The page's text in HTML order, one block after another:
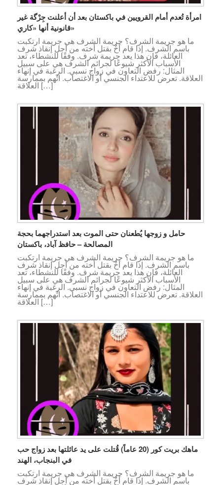
امرأة تُعدم أمام القرويين في باكستان بعد أن أعلنت جِرْگة غير
قانونية أنها «كاري»
ما هو جريمة الشرف؟ جريمة الشرف هي جريمة ارتكبت
باسم الشرف. إذا قام أخٌ بقتل أخته من أجل إنقاذ شرف
العائلة، فإن هذا يعد جريمة شرف. وفقًا للنشطاء، تعد
الأسباب الأكثر شيوعًا لجرائم الشرف هي على سبيل
المثال: رفض التعاون في زواج نسبي. الرغبة في إنهاء
العلاقة. تعرض للاعتداء الجنسي أو الاغتصاب. اتُهم بممارسة
العلاقة […]
حامل و زوجها يُطعنان حتى الموت بعد استدراجهما بحجة
المصالحة – حافظ آباد، باكستان
ما هو جريمة الشرف؟ جريمة الشرف هي جريمة ارتكبت
باسم الشرف. إذا قام أخٌ بقتل أخته من أجل إنقاذ شرف
العائلة، فإن هذا يعد جريمة شرف. وفقًا للنشطاء، تعد
الأسباب الأكثر شيوعًا لجرائم الشرف هي على سبيل
المثال: رفض التعاون في زواج نسبي. الرغبة في إنهاء
العلاقة. تعرض للاعتداء الجنسي أو الاغتصاب. اتُهم بممارسة
العلاقة […]
ماهك بريت كور (20 عاماً) قُتلت على يد عائلتها بعد زواج حب
في البنجاب، الهند
ما هو جريمة الشرف؟ جريمة الشرف هي جريمة ارتكبت
باسم الشرف. إذا قام أخٌ بقتل أخته من أجل إنقاذ شرف